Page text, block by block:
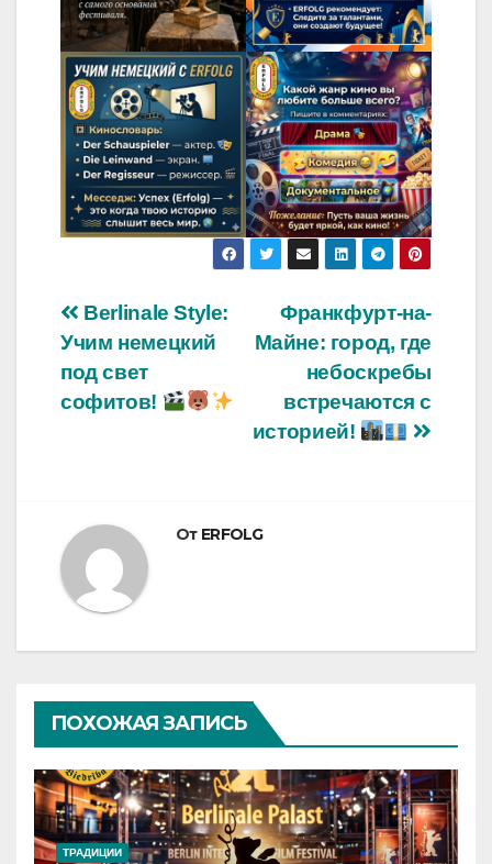
Навигация
по
записям
Франкфурт-на-
Майне: город, где
небоскребы
встречаются с
историей!
Berlinale Style:
Учим немецкий
под свет
софитов!
От ERFOLG
ПОХОЖАЯ ЗАПИСЬ
ТРАДИЦИИ